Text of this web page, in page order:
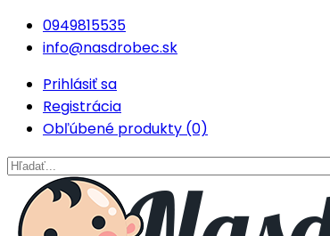
0949815535
info@nasdrobec.sk
Prihlásiť sa
Registrácia
Obľúbené produkty (0)